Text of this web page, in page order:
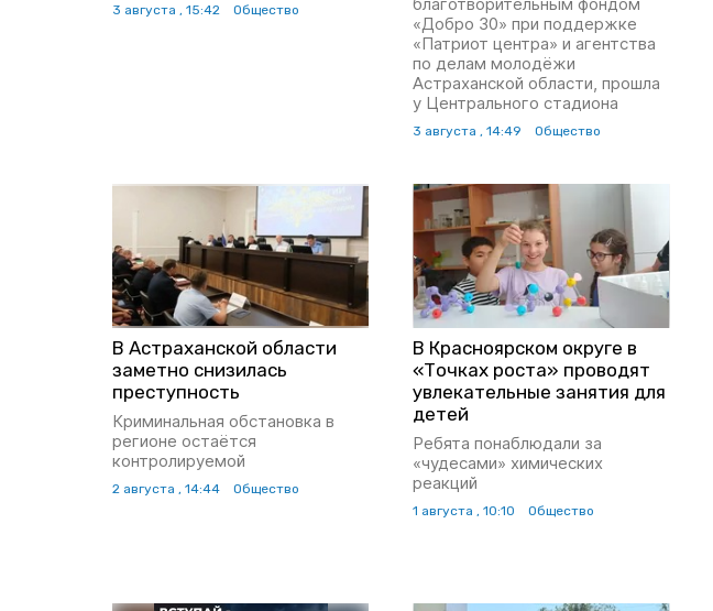
3 августа , 15:42 Общество
«Добро 30» при поддержке
«Патриот центра» и агентства
по делам молодёжи
Астраханской области, прошла
у Центрального стадиона
3 августа , 14:49 Общество
В Астраханской области
заметно снизилась
преступность
Криминальная обстановка в
регионе остаётся
контролируемой
2 августа , 14:44 Общество
В Красноярском округе в
«Точках роста» проводят
увлекательные занятия для
детей
Ребята понаблюдали за
«чудесами» химических
реакций
1 августа , 10:10 Общество